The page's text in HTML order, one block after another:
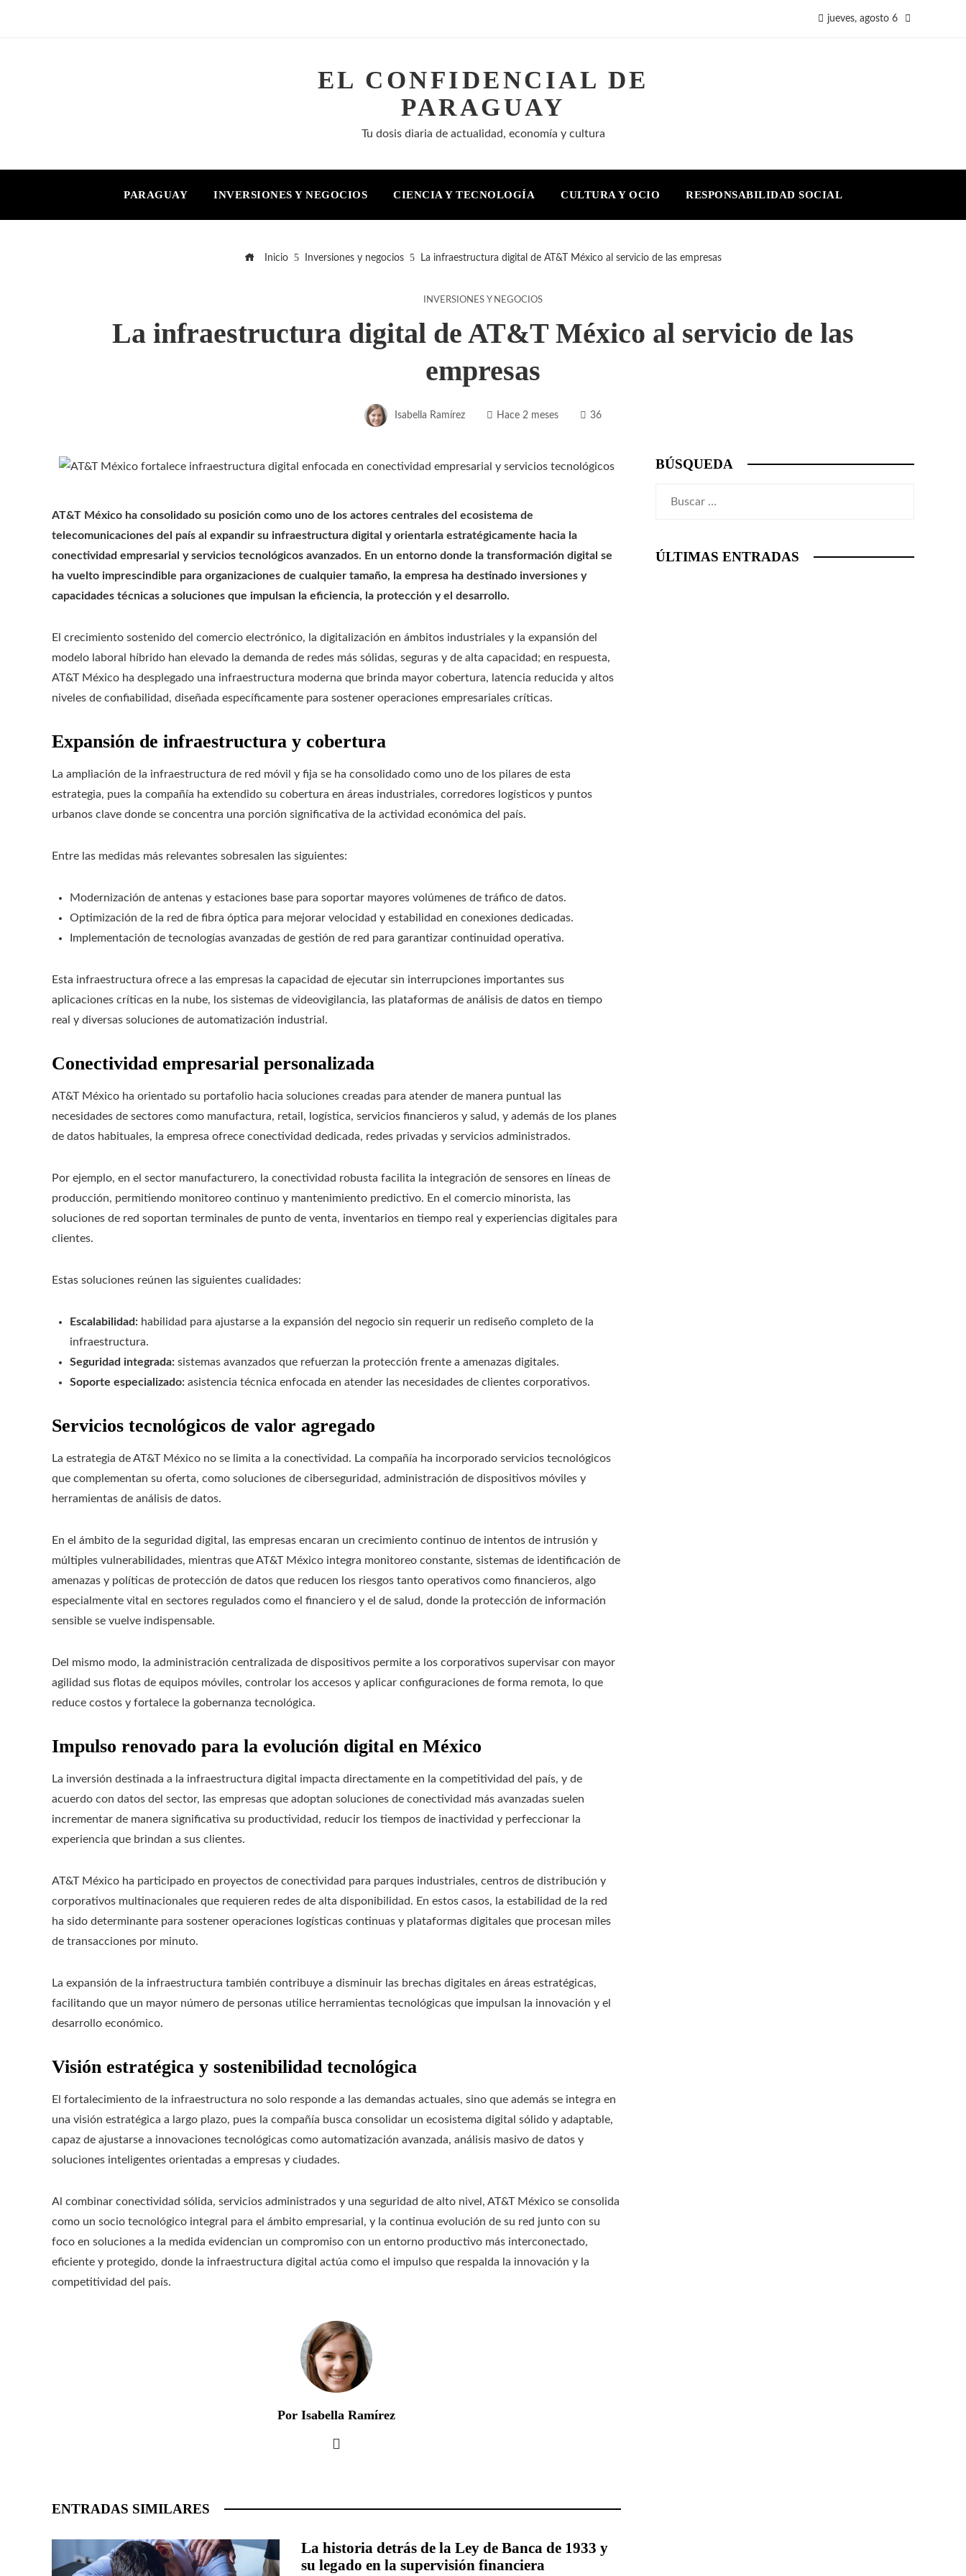
jueves, agosto 6
EL CONFIDENCIAL DE
PARAGUAY
Tu dosis diaria de actualidad, economía y cultura
PARAGUAY INVERSIONES Y NEGOCIOS CIENCIA Y TECNOLOGÍA CULTURA Y OCIO RESPONSABILIDAD SOCIAL
Inicio Inversiones y negocios La infraestructura digital de AT&T México al servicio de las empresas
INVERSIONES Y NEGOCIOS
La infraestructura digital de AT&T México al servicio de las
empresas
Isabella Ramírez Hace 2 meses 36
AT&T México ha consolidado su posición como uno de los actores centrales del ecosistema de
telecomunicaciones del país al expandir su infraestructura digital y orientarla estratégicamente hacia la
conectividad empresarial y servicios tecnológicos avanzados. En un entorno donde la transformación digital se
ha vuelto imprescindible para organizaciones de cualquier tamaño, la empresa ha destinado inversiones y
capacidades técnicas a soluciones que impulsan la eficiencia, la protección y el desarrollo.
El crecimiento sostenido del comercio electrónico, la digitalización en ámbitos industriales y la expansión del
modelo laboral híbrido han elevado la demanda de redes más sólidas, seguras y de alta capacidad; en respuesta,
AT&T México ha desplegado una infraestructura moderna que brinda mayor cobertura, latencia reducida y altos
niveles de confiabilidad, diseñada específicamente para sostener operaciones empresariales críticas.
Expansión de infraestructura y cobertura
La ampliación de la infraestructura de red móvil y fija se ha consolidado como uno de los pilares de esta
estrategia, pues la compañía ha extendido su cobertura en áreas industriales, corredores logísticos y puntos
urbanos clave donde se concentra una porción significativa de la actividad económica del país.
Entre las medidas más relevantes sobresalen las siguientes:
Modernización de antenas y estaciones base para soportar mayores volúmenes de tráfico de datos.
Optimización de la red de fibra óptica para mejorar velocidad y estabilidad en conexiones dedicadas.
Implementación de tecnologías avanzadas de gestión de red para garantizar continuidad operativa.
Esta infraestructura ofrece a las empresas la capacidad de ejecutar sin interrupciones importantes sus
aplicaciones críticas en la nube, los sistemas de videovigilancia, las plataformas de análisis de datos en tiempo
real y diversas soluciones de automatización industrial.
Conectividad empresarial personalizada
AT&T México ha orientado su portafolio hacia soluciones creadas para atender de manera puntual las
necesidades de sectores como manufactura, retail, logística, servicios financieros y salud, y además de los planes
de datos habituales, la empresa ofrece conectividad dedicada, redes privadas y servicios administrados.
Por ejemplo, en el sector manufacturero, la conectividad robusta facilita la integración de sensores en líneas de
producción, permitiendo monitoreo continuo y mantenimiento predictivo. En el comercio minorista, las
soluciones de red soportan terminales de punto de venta, inventarios en tiempo real y experiencias digitales para
clientes.
Estas soluciones reúnen las siguientes cualidades:
Escalabilidad: habilidad para ajustarse a la expansión del negocio sin requerir un rediseño completo de la
infraestructura.
Seguridad integrada: sistemas avanzados que refuerzan la protección frente a amenazas digitales.
Soporte especializado: asistencia técnica enfocada en atender las necesidades de clientes corporativos.
Servicios tecnológicos de valor agregado
La estrategia de AT&T México no se limita a la conectividad. La compañía ha incorporado servicios tecnológicos
que complementan su oferta, como soluciones de ciberseguridad, administración de dispositivos móviles y
herramientas de análisis de datos.
En el ámbito de la seguridad digital, las empresas encaran un crecimiento continuo de intentos de intrusión y
múltiples vulnerabilidades, mientras que AT&T México integra monitoreo constante, sistemas de identificación de
amenazas y políticas de protección de datos que reducen los riesgos tanto operativos como financieros, algo
especialmente vital en sectores regulados como el financiero y el de salud, donde la protección de información
sensible se vuelve indispensable.
Del mismo modo, la administración centralizada de dispositivos permite a los corporativos supervisar con mayor
agilidad sus flotas de equipos móviles, controlar los accesos y aplicar configuraciones de forma remota, lo que
reduce costos y fortalece la gobernanza tecnológica.
Impulso renovado para la evolución digital en México
La inversión destinada a la infraestructura digital impacta directamente en la competitividad del país, y de
acuerdo con datos del sector, las empresas que adoptan soluciones de conectividad más avanzadas suelen
incrementar de manera significativa su productividad, reducir los tiempos de inactividad y perfeccionar la
experiencia que brindan a sus clientes.
AT&T México ha participado en proyectos de conectividad para parques industriales, centros de distribución y
corporativos multinacionales que requieren redes de alta disponibilidad. En estos casos, la estabilidad de la red
ha sido determinante para sostener operaciones logísticas continuas y plataformas digitales que procesan miles
de transacciones por minuto.
La expansión de la infraestructura también contribuye a disminuir las brechas digitales en áreas estratégicas,
facilitando que un mayor número de personas utilice herramientas tecnológicas que impulsan la innovación y el
desarrollo económico.
Visión estratégica y sostenibilidad tecnológica
El fortalecimiento de la infraestructura no solo responde a las demandas actuales, sino que además se integra en
una visión estratégica a largo plazo, pues la compañía busca consolidar un ecosistema digital sólido y adaptable,
capaz de ajustarse a innovaciones tecnológicas como automatización avanzada, análisis masivo de datos y
soluciones inteligentes orientadas a empresas y ciudades.
Al combinar conectividad sólida, servicios administrados y una seguridad de alto nivel, AT&T México se consolida
como un socio tecnológico integral para el ámbito empresarial, y la continua evolución de su red junto con su
foco en soluciones a la medida evidencian un compromiso con un entorno productivo más interconectado,
eficiente y protegido, donde la infraestructura digital actúa como el impulso que respalda la innovación y la
competitividad del país.
Por Isabella Ramírez
ENTRADAS SIMILARES
La historia detrás de la Ley de Banca de 1933 y
su legado en la supervisión financiera
BÚSQUEDA
ÚLTIMAS ENTRADAS